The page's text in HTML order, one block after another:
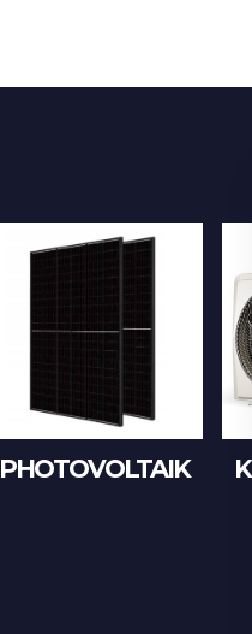
PHOTOVOLTAIK